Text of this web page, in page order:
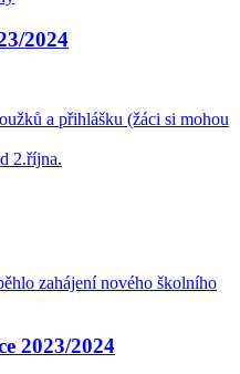
2024
a přihlášku (žáci si mohou
2.října.
zahájení nového školního
2023/2024